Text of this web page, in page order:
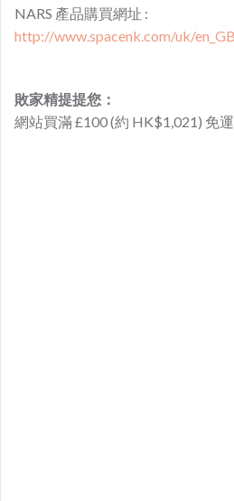
NARS 產品購買網址 :
http://www.spacenk.com/uk/
敗家精提提您：
網站買滿 £100 (約 HK$1,021) 免運